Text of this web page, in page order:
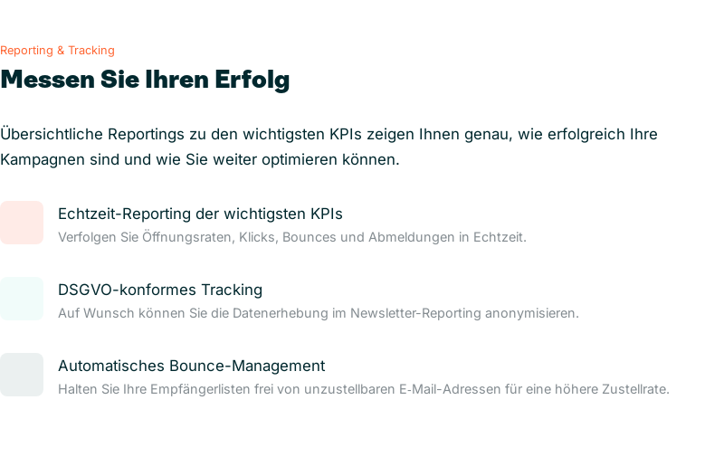
Reporting & Tracking
Messen Sie Ihren Erfolg
Übersichtliche Reportings zu den wichtigsten KPIs zeigen Ihnen genau, wie erfolgreich Ihre
Kampagnen sind und wie Sie weiter optimieren können.
Echtzeit-Reporting der wichtigsten KPIs
Verfolgen Sie Öffnungsraten, Klicks, Bounces und Abmeldungen in Echtzeit.
DSGVO-konformes Tracking
Auf Wunsch können Sie die Datenerhebung im Newsletter-Reporting anonymisieren.
Automatisches Bounce-Management
Halten Sie Ihre Empfängerlisten frei von unzustellbaren E‑Mail-Adressen für eine höhere Zustellrate.